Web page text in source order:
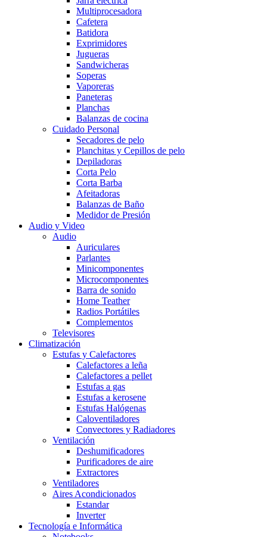
Multiprocesadora
Cafetera
Batidora
Exprimidores
Jugueras
Sandwicheras
Soperas
Vaporeras
Paneteras
Planchas
Balanzas de cocina
Cuidado Personal
Secadores de pelo
Planchitas y Cepillos de pelo
Depiladoras
Corta Pelo
Corta Barba
Afeitadoras
Balanzas de Baño
Medidor de Presión
Audio y Video
Audio
Auriculares
Parlantes
Minicomponentes
Microcomponentes
Barra de sonido
Home Teather
Radios Portátiles
Complementos
Televisores
Climatización
Estufas y Calefactores
Calefactores a leña
Calefactores a pellet
Estufas a gas
Estufas a kerosene
Estufas Halógenas
Caloventiladores
Convectores y Radiadores
Ventilación
Deshumificadores
Purificadores de aire
Extractores
Ventiladores
Aires Acondicionados
Estandar
Inverter
Tecnología e Informática